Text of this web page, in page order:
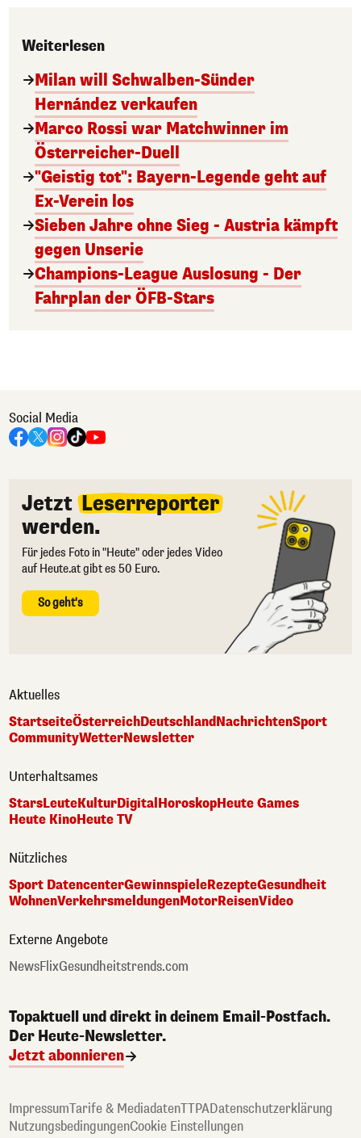
Weiterlesen
Milan will Schwalben-Sünder
Hernández verkaufen
Marco Rossi war Matchwinner im
Österreicher-Duell
"Geistig tot": Bayern-Legende geht auf
Ex-Verein los
Sieben Jahre ohne Sieg - Austria kämpft
gegen Unserie
Champions-League Auslosung - Der
Fahrplan der ÖFB-Stars
Social Media
Jetzt Leserreporter
werden.
Für jedes Foto in "Heute" oder jedes Video
auf Heute.at gibt es 50 Euro.
So geht's
Aktuelles
StartseiteÖsterreichDeutschlandNachrichtenSport
CommunityWetterNewsletter
Unterhaltsames
StarsLeuteKulturDigital HoroskopHeute Games
Heute KinoHeute TV
Nützliches
Sport DatencenterGewinnspieleRezepteGesundheit
WohnenVerkehrsmeldungenMotorReisenVideo
Externe Angebote
NewsFlixGesundheitstrends.com
Topaktuell und direkt in deinem Email-Postfach.
Der Heute-Newsletter.
Jetzt abonnieren
ImpressumTarife & MediadatenTTPADatenschutzerklärung
NutzungsbedingungenCookie Einstellungen